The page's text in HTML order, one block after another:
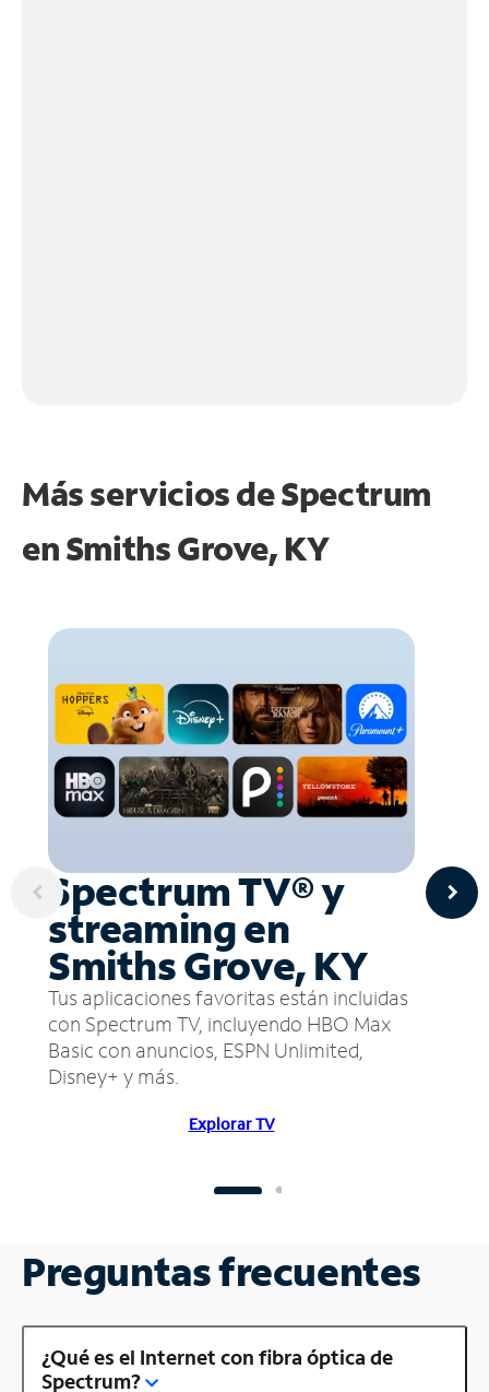
Más servicios de Spectrum
enSmiths Grove, KY
Spectrum TV® y
streaming en
Smiths Grove, KY
Tus aplicaciones favoritas están incluidas
con Spectrum TV, incluyendo HBO Max
Basic con anuncios, ESPN Unlimited,
Disney+ y más.
Explorar TV
Preguntas frecuentes
¿Qué es el Internet con fibra óptica de
Spectrum?